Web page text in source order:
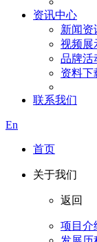
资讯中心
新闻资
视频展
品牌活
资料下
联系我们
En
首页
关于我们
返回
项目介